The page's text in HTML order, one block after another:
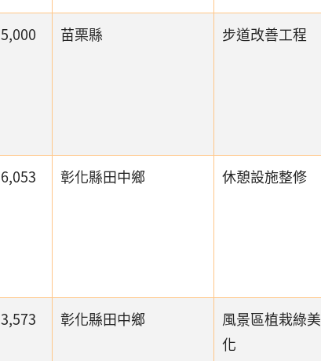
5,000 苗栗縣 步道改善工程
6,053 彰化縣田中鄉 休憩設施整修
3,573 彰化縣田中鄉
風景區植栽綠美
化